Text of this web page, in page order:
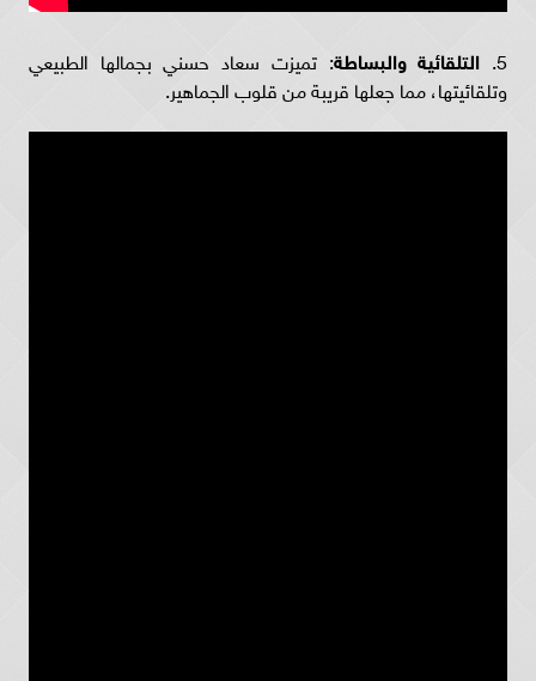
5. التلقائية والبساطة: تميزت سعاد حسني بجمالها الطبيعي
وتلقائيتها، مما جعلها قريبة من قلوب الجماهير.